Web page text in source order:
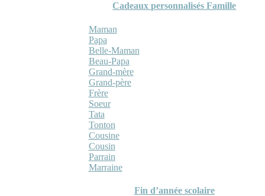
Cadeaux personnalisés Famille
Maman
Papa
Belle-Maman
Beau-Papa
Grand-mère
Grand-père
Frère
Soeur
Tata
Tonton
Cousine
Cousin
Parrain
Marraine
Fin d’année scolaire